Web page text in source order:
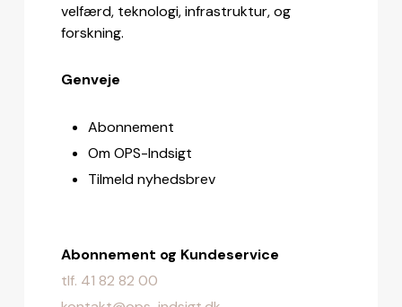
velfærd, teknologi, infrastruktur, og
forskning.
Genveje
Abonnement
Om OPS-Indsigt
Tilmeld nyhedsbrev
Abonnement og Kundeservice
tlf. 41 82 82 00